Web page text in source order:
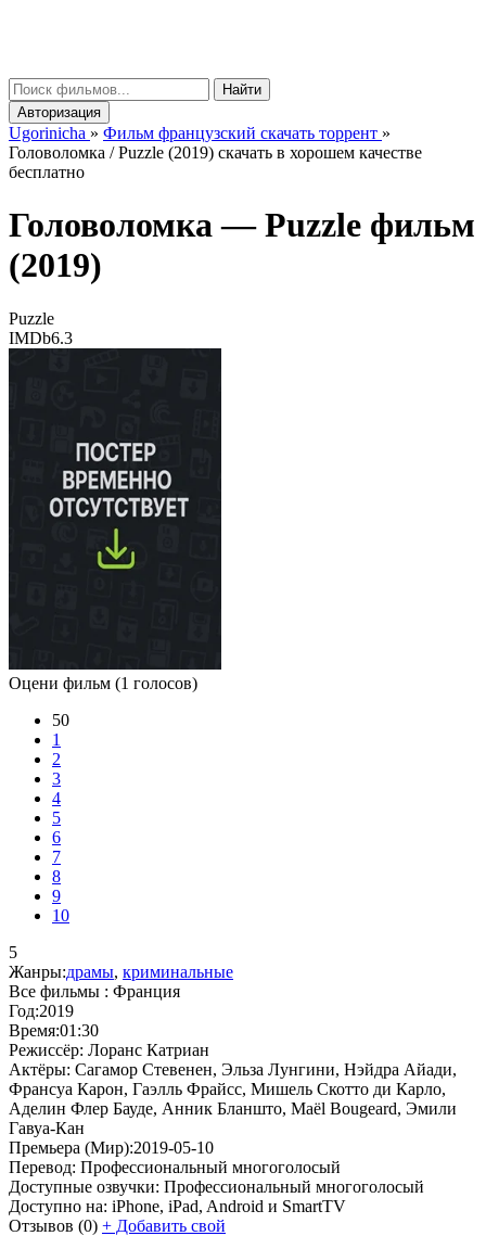
Найти
Авторизация
Ugorinicha » Фильм французский скачать торрент »
Головоломка / Puzzle (2019) скачать в хорошем качестве
бесплатно
Головоломка —Puzzle фильм
(2019)
Puzzle
IMDb6.3
Оцени фильм (1 голосов)
50
1
2
3
4
5
6
7
8
9
10
5
Жанры:драмы, криминальные
Все фильмы : Франция
Год:2019
Время:01:30
Режиссёр: Лоранс Катриан
Актёры: Сагамор Стевенен, Эльза Лунгини, Нэйдра Айади,
Франсуа Карон, Гаэлль Фрайсс, Мишель Скотто ди Карло,
Аделин Флер Бауде, Анник Бланшто, Maël Bougeard, Эмили
Гавуа-Кан
Премьера (Мир):2019-05-10
Перевод: Профессиональный многоголосый
Доступные озвучки: Профессиональный многоголосый
Доступно на: iPhone, iPad, Android и SmartTV
Отзывов (0) + Добавить свой